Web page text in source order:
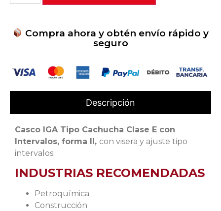
Compra ahora y obtén envío rápido y
seguro
Descripción
Casco IGA Tipo Cachucha Clase E con
Intervalos, forma II, con visera y ajuste tipo
intervalos.
INDUSTRIAS RECOMENDADAS
Petroquímica
Construcción